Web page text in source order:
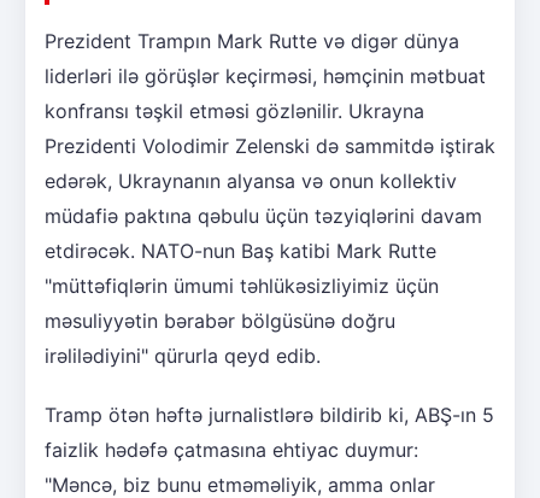
Prezident Trampın Mark Rutte və digər dünya
liderləri ilə görüşlər keçirməsi, həmçinin mətbuat
konfransı təşkil etməsi gözlənilir. Ukrayna
Prezidenti Volodimir Zelenski də sammitdə iştirak
edərək, Ukraynanın alyansa və onun kollektiv
müdafiə paktına qəbulu üçün təzyiqlərini davam
etdirəcək. NATO-nun Baş katibi Mark Rutte
"müttəfiqlərin ümumi təhlükəsizliyimiz üçün
məsuliyyətin bərabər bölgüsünə doğru
irəlilədiyini" qürurla qeyd edib.
Tramp ötən həftə jurnalistlərə bildirib ki, ABŞ-ın 5
faizlik hədəfə çatmasına ehtiyac duymur:
"Məncə, biz bunu etməməliyik, amma onlar